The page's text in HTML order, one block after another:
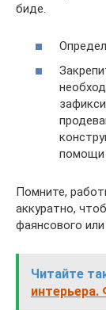
биде.
помощи
Помните,
аккуратно,
фаянсового
Читайте